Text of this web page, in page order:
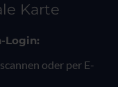
Karte
Login:
oder per E-